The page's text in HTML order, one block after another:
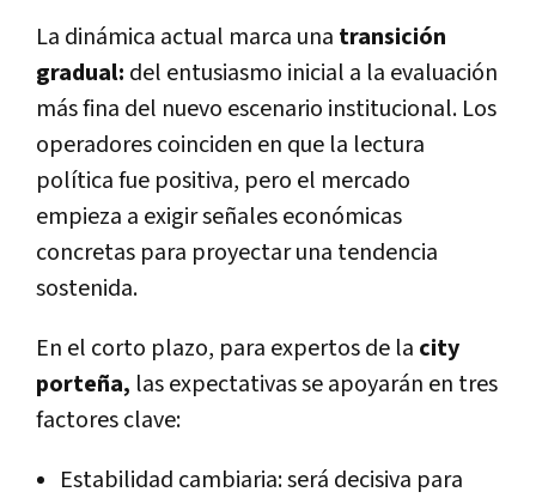
La dinámica actual marca una transición
gradual: del entusiasmo inicial a la evaluación
más fina del nuevo escenario institucional. Los
operadores coinciden en que la lectura
política fue positiva, pero el mercado
empieza a exigir señales económicas
concretas para proyectar una tendencia
sostenida.
En el corto plazo, para expertos de la city
porteña, las expectativas se apoyarán en tres
factores clave:
Estabilidad cambiaria: será decisiva para